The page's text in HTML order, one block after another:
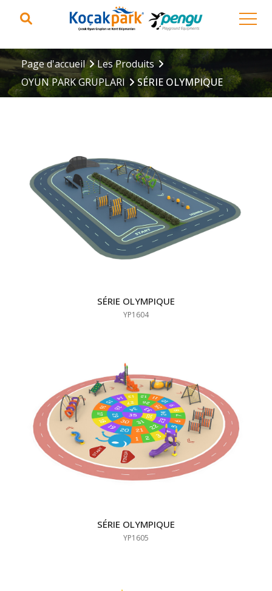
Page d'accueil
Les Produits
OYUN PARK GRUPLARI
SÉRIE OLYMPIQUE
SÉRIE OLYMPIQUE
YP1604
SÉRIE OLYMPIQUE
YP1605